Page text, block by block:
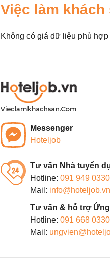
Việc làm khách
Không có giá dữ liệu phù hợp
Messenger
Hoteljob
Tư vấn Nhà tuyển
Hotline: 091 949 0330
Mail: info@hoteljob.vn
Tư vấn & hỗ trợ
Hotline: 091 668 0330
Mail: